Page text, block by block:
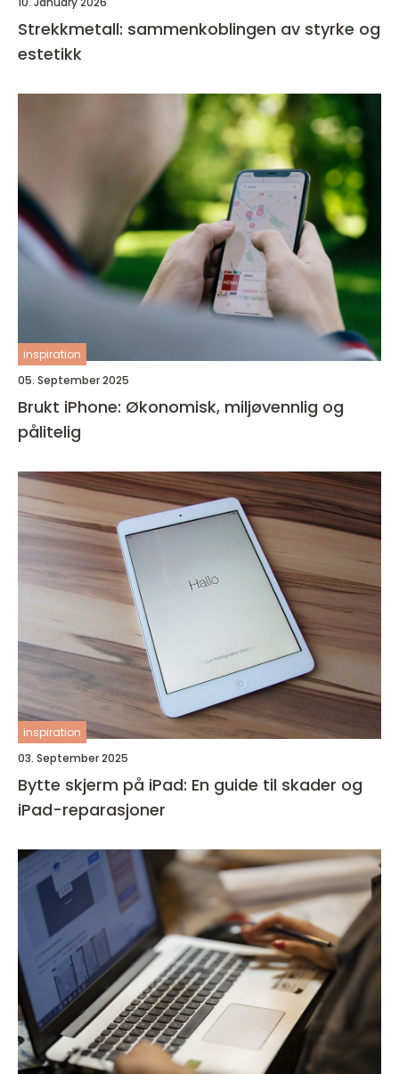
Strekkmetall: sammenkoblingen av styrke og
estetikk
inspiration
05. September 2025
Brukt iPhone: Økonomisk, miljøvennlig og
pålitelig
inspiration
03. September 2025
Bytte skjerm på iPad: En guide til skader og
iPad-reparasjoner